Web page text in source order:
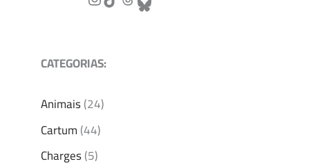
CATEGORIAS:
Animais(24)
Cartum(44)
Charges(5)